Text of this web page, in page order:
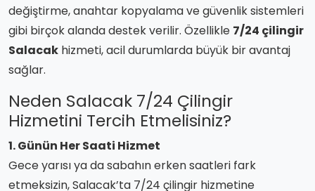
değiştirme, anahtar kopyalama ve güvenlik sistemleri
gibi birçok alanda destek verilir. Özellikle 7/24 çilingir
Salacak hizmeti, acil durumlarda büyük bir avantaj
sağlar.
Neden Salacak 7/24 Çilingir
Hizmetini Tercih Etmelisiniz?
1. Günün Her Saati Hizmet
Gece yarısı ya da sabahın erken saatleri fark
etmeksizin, Salacak’ta 7/24 çilingir hizmetine